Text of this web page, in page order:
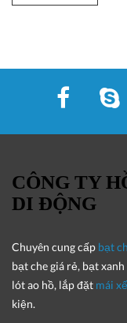
CÔNG TY
DI ĐỘNG
Chuyên cung cấp bạt
bạt che giá rẻ, bạt
lót ao hồ, lắp đặt mái
kiện.